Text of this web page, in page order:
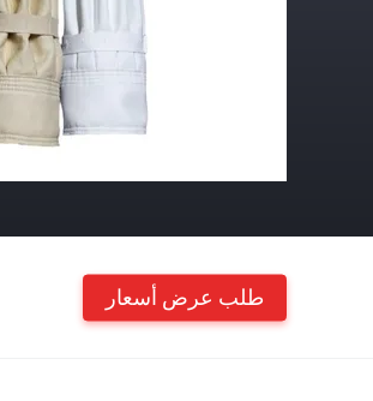
طلب عرض أسعار